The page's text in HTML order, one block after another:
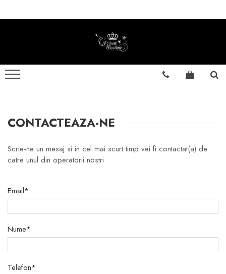
Treninguri
Tricouri
Pantofi casual
Încălțăminte sport
Accesorii
Jachete
Încălțăminte
Genți
Parfumuri damă
Parfumuri damă
CONTACTEAZA-NE
Scrie-ne un mesaj si in cel mai scurt timp vei fi contactat(a) de
catre unul din operatorii nostri.
Email*
Nume*
Telefon*